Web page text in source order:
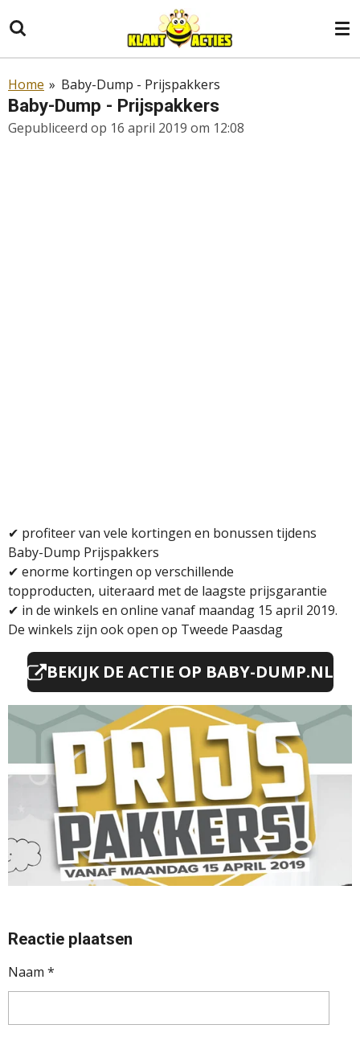
direct
naar
hoofdinhoud
Home » Baby-Dump - Prijspakkers
Baby-Dump - Prijspakkers
Gepubliceerd op 16 april 2019 om 12:08
✔ profiteer van vele kortingen en bonussen tijdens
Baby-Dump Prijspakkers
✔ enorme kortingen op verschillende
topproducten, uiteraard met de laagste prijsgarantie
✔ in de winkels en online vanaf maandag 15 april 2019.
De winkels zijn ook open op Tweede Paasdag
BEKIJK DE ACTIE OP BABY-DUMP.NL
Reactie plaatsen
Naam *